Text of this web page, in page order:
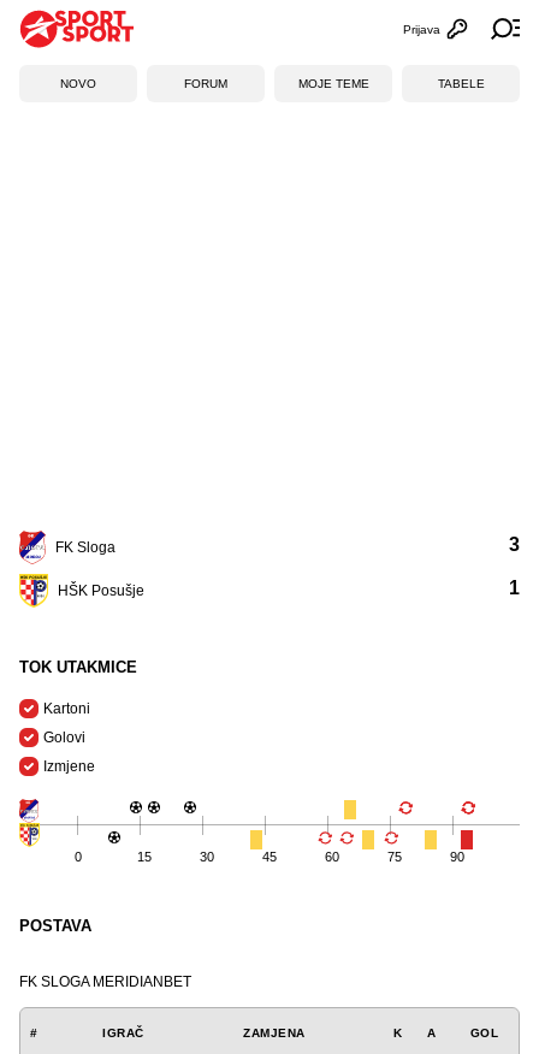
Otvori
Prijava
NOVO FORUM MOJE TEME TABELE
FK Sloga
HŠK Posušje
3
1
TOK UTAKMICE
Kartoni
Golovi
Izmjene
0 15 30 45 60 75 90
POSTAVA
FK SLOGA MERIDIANBET
# IGRAČ ZAMJENA K A GOL